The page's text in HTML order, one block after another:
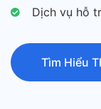
Dịch vụ hỗ
Tìm Hiểu